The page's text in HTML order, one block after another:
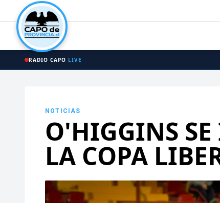
RADIO CAPO LIVE
NOTICIAS
O'HIGGINS
LA COPA